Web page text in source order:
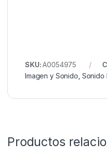
SKU:A0054975
Imagen y Sonido Sonido
Productos